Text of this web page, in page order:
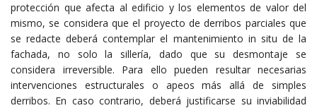
protección que afecta al edificio y los elementos de valor del
mismo, se considera que el proyecto de derribos parciales que
se redacte deberá contemplar el mantenimiento in situ de la
fachada, no solo la sillería, dado que su desmontaje se
considera irreversible. Para ello pueden resultar necesarias
intervenciones estructurales o apeos más allá de simples
derribos. En caso contrario, deberá justificarse su inviabilidad